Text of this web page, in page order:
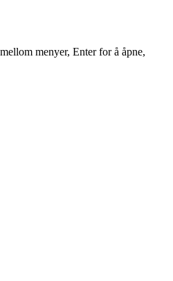
menyer, Enter for å åpne,